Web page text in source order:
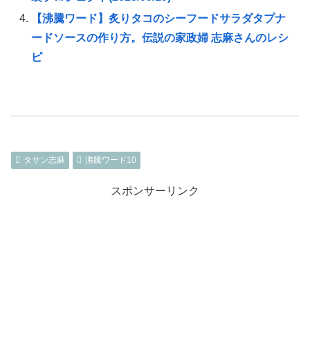
【沸騰ワード】炙りタコのシーフードサラダタプナ
ードソースの作り方。伝説の家政婦 志麻さんのレシ
ピ
タサン志麻 沸騰ワード10
スポンサーリンク